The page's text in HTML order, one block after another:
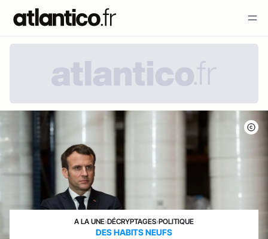
A LA UNE›DÉCRYPTAGES›POLITIQUE
DES HABITS NEUFS